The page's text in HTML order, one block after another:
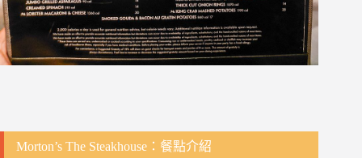
Morton’s The Steakhouse：餐點介紹